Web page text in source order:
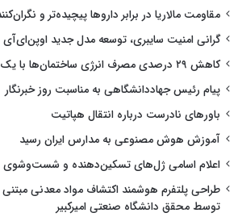
مقاومت مالاریا در برابر داروها پیچیده‌تر و
گرانی امنیت سایبری، توسعه مدل جدید اوپن‌ای‌آی
کاهش ۲۹ درصدی مصرف انرژی ساختمان‌ها با یک طراحی هوشمند
پیام رئیس جهاددانشگاهی به مناسبت روز خبرنگار
باورهای نادرست درباره انتقال هپاتیت
آموزش هوش مصنوعی به مدارس ایران رسید
اعلام اسامی ژل‌های تسکین‌دهنده و شست‌وشوی
طراحی پلتفرم هوشمند اکتشاف مواد معدنی
توسط محقق دانشگاه صنعتی امیرکبیر